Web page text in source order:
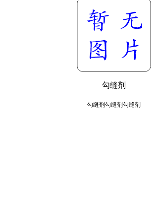
勾缝剂
勾缝剂勾缝剂勾缝剂